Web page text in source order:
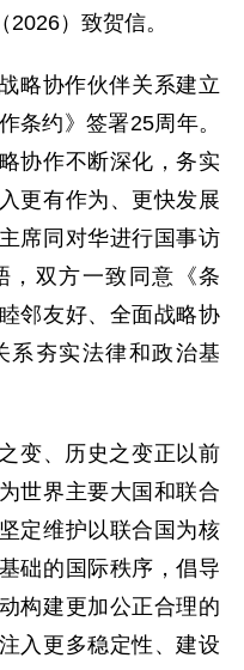
）致贺信。
略协作伙伴关系建立
条约》签署25周年。
协作不断深化，务实
更有作为、更快发展
席同对华进行国事访
，双方一致同意《条
邻友好、全面战略协
系夯实法律和政治基
变、历史之变正以前
世界主要大国和联合
定维护以联合国为核
础的国际秩序，倡导
构建更加公正合理的
入更多稳定性、建设